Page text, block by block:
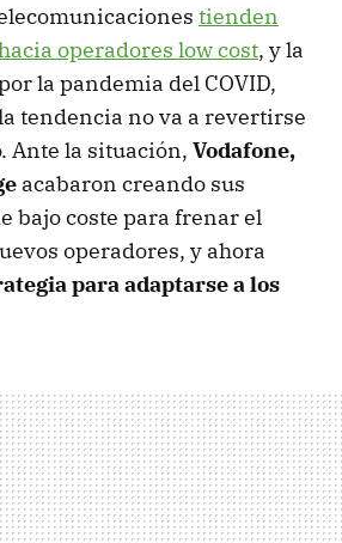
tienden
operadores low cost, y la
la pandemia del COVID,
tendencia no va a revertirse
Ante la situación, Vodafone,
acabaron creando sus
bajo coste para frenar el
operadores, y ahora
para adaptarse a los